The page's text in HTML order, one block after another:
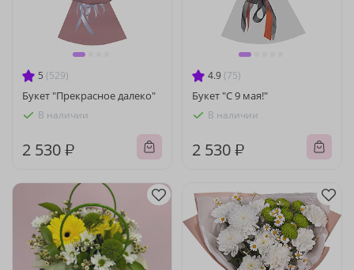
5 (529)
Букет "Прекрасное далеко"
В наличии
2 530 ₽
4.9 (75)
Букет "С 9 мая!"
В наличии
2 530 ₽